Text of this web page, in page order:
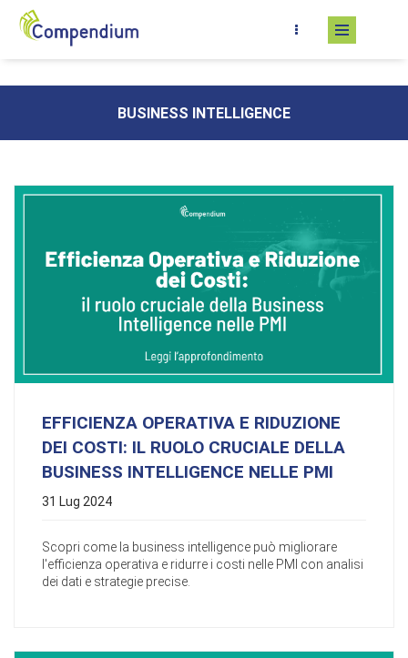
Salta al contenuto principale
BUSINESS INTELLIGENCE
EFFICIENZA OPERATIVA E RIDUZIONE
DEI COSTI: IL RUOLO CRUCIALE DELLA
BUSINESS INTELLIGENCE NELLE PMI
31 Lug 2024
Scopri come la business intelligence può migliorare
l'efficienza operativa e ridurre i costi nelle PMI con analisi
dei dati e strategie precise.